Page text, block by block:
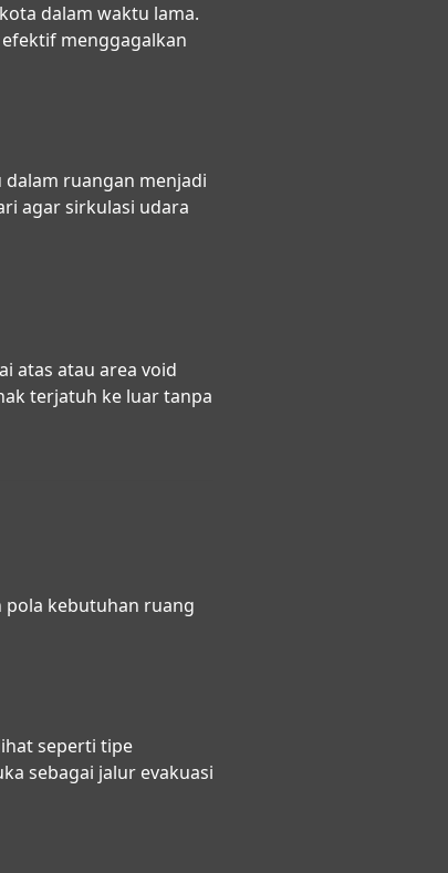
dalam waktu lama.
menggagalkan
ruangan menjadi
agar sirkulasi udara
atas atau area void
terjatuh ke luar tanpa
pola kebutuhan ruang
seperti tipe
sebagai jalur evakuasi